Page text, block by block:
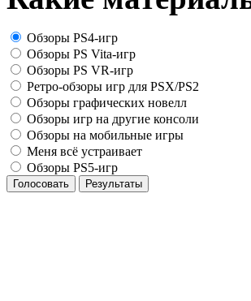
Обзоры PS4-игр
Обзоры PS Vita-игр
Обзоры PS VR-игр
Ретро-обзоры игр для PSX/PS2
Обзоры графических новелл
Обзоры игр на другие консоли
Обзоры на мобильные игры
Меня всё устраивает
Обзоры PS5-игр
Голосовать Результаты